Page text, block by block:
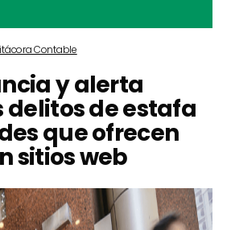
Contable
y alerta
delitos de estafa
que ofrecen
sitios web